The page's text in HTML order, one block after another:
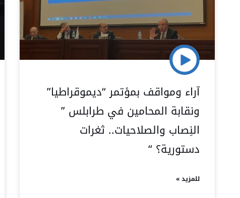
آراء ومواقف بمؤتمر “ديموقراطيا”
ونقابة المحامين في طرابلس ”
النِصاب والصلاحيات.. ثغرات
دستورية؟ “
للمزيد »